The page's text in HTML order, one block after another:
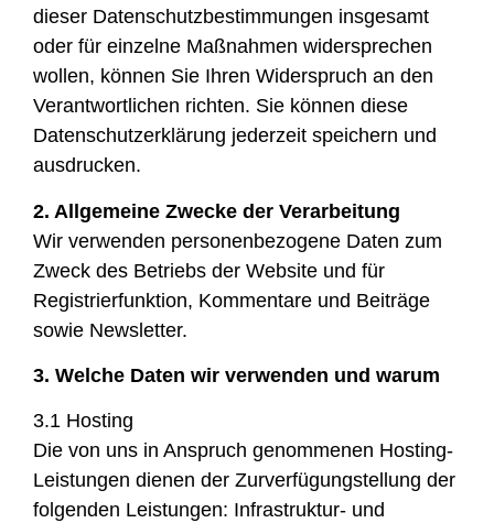
dieser Datenschutzbestimmungen insgesamt
oder für einzelne Maßnahmen widersprechen
wollen, können Sie Ihren Widerspruch an den
Verantwortlichen richten. Sie können diese
Datenschutzerklärung jederzeit speichern und
ausdrucken.
2. Allgemeine Zwecke der Verarbeitung
Wir verwenden personenbezogene Daten zum
Zweck des Betriebs der Website und für
Registrierfunktion, Kommentare und Beiträge
sowie Newsletter.
3. Welche Daten wir verwenden und warum
3.1 Hosting
Die von uns in Anspruch genommenen Hosting-
Leistungen dienen der Zurverfügungstellung der
folgenden Leistungen: Infrastruktur- und